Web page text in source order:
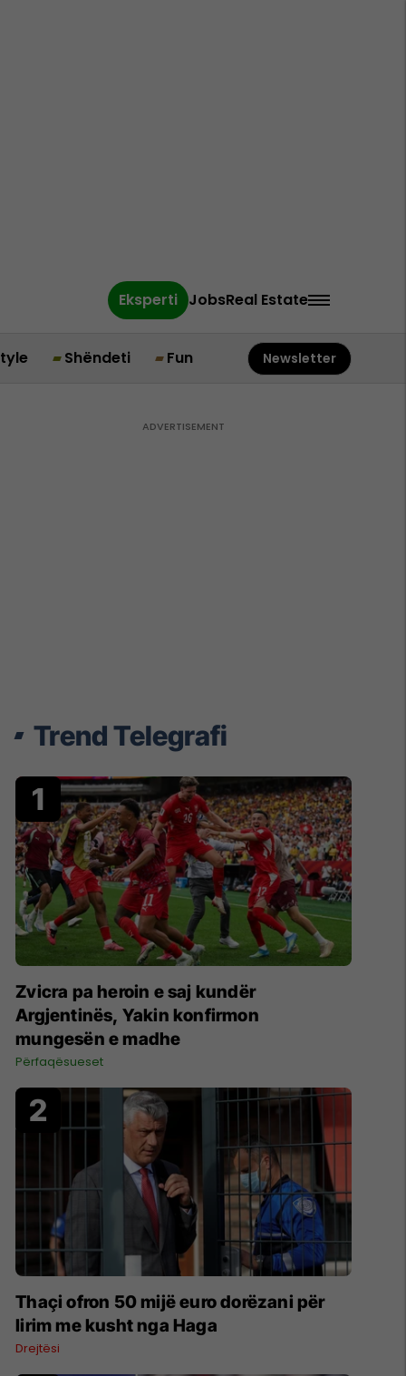
Eksperti JobsReal Estate
Shëndeti Fun Newsletter
Trend Telegrafi
Zvicra pa heroin e saj kundër
Argjentinës, Yakin konfirmon
mungesën e madhe
Përfaqësueset
Thaçi ofron 50 mijë euro dorëzani për
lirim me kusht nga Haga
Drejtësi